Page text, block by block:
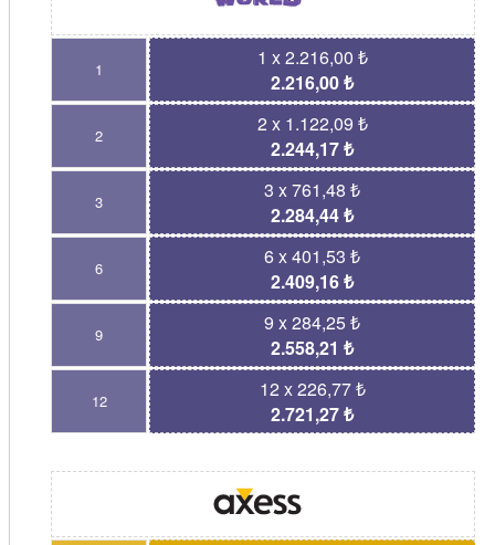
1
1 x 2.216,00 ₺
2.216,00 ₺
2
2 x 1.122,09 ₺
2.244,17 ₺
3
3 x 761,48 ₺
2.284,44 ₺
6
6 x 401,53 ₺
2.409,16 ₺
9
9 x 284,25 ₺
2.558,21 ₺
12
12 x 226,77 ₺
2.721,27 ₺